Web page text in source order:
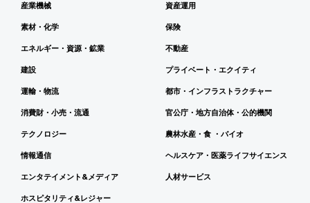
産業機械
素材・化学
エネルギー・資源・鉱業
建設
運輸・物流
消費財・小売・流通
テクノロジー
情報通信
エンタテイメント&メディア
ホスピタリティ&レジャー
資産運用
保険
不動産
プライベート・エクイティ
都市・インフラストラクチャー
官公庁・地方自治体・公的機関
農林水産・食 ・バイオ
ヘルスケア・医薬ライフサイエンス
人材サービス